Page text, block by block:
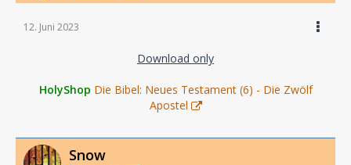
12. Juni 2023
Download only
HolyShop Die Bibel: Neues Testament (6) - Die Zwölf
Apostel
Snow